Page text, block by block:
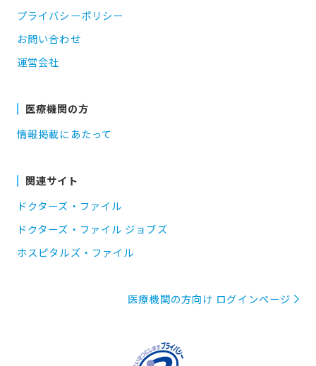
プライバシーポリシー
お問い合わせ
運営会社
医療機関の方
情報掲載にあたって
関連サイト
ドクターズ・ファイル
ドクターズ・ファイル ジョブズ
ホスピタルズ・ファイル
医療機関の方向け ログインページ